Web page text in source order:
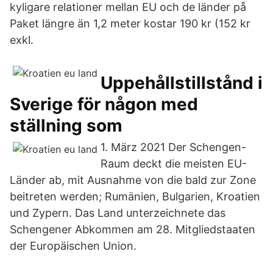
kyligare relationer mellan EU och de länder på
Paket längre än 1,2 meter kostar 190 kr (152 kr
exkl.
Uppehållstillstånd i
Sverige för någon med
ställning som
1. März 2021 Der Schengen-
Raum deckt die meisten EU-
Länder ab, mit Ausnahme von die bald zur Zone
beitreten werden; Rumänien, Bulgarien, Kroatien
und Zypern. Das Land unterzeichnete das
Schengener Abkommen am 28. Mitgliedstaaten
der Europäischen Union.